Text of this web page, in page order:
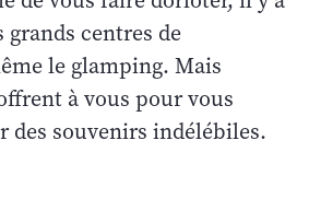
centres de
le glamping. Mais
à vous pour vous
des souvenirs indélébiles.